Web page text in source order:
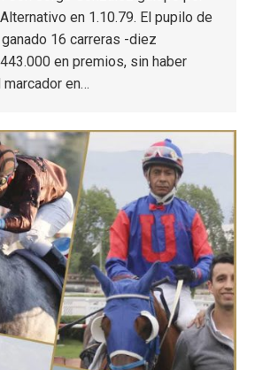
en 1.10.79. El pupilo de
16 carreras -diez
en premios, sin haber
marcador en…